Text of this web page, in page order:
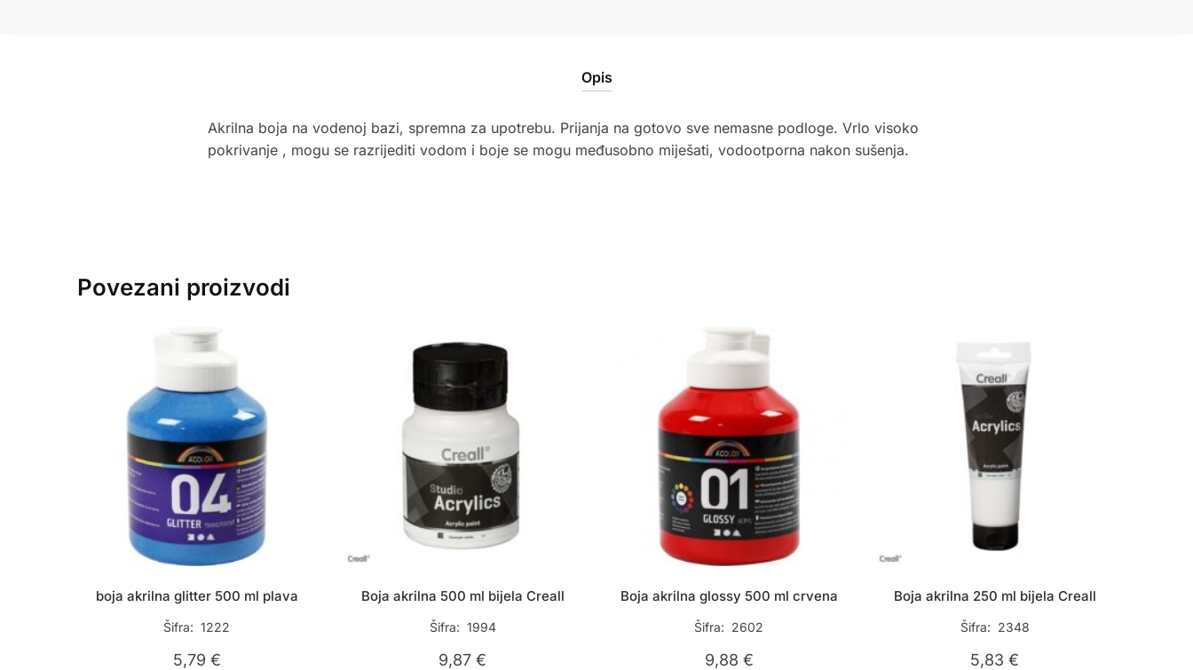
Opis
Akrilna boja na vodenoj bazi, spremna za upotrebu. Prijanja na gotovo sve nemasne podloge. Vrlo visoko
pokrivanje , mogu se razrijediti vodom i boje se mogu međusobno miješati, vodootporna nakon sušenja.
Povezani proizvodi
boja akrilna glitter 500 ml plava
Šifra: 1222
5,79 €
Boja akrilna 500 ml bijela Creall
Šifra: 1994
9,87€
Boja akrilna glossy 500 ml crvena
Šifra: 2602
9,88 €
Boja akrilna 250 ml bijela Creall
Šifra: 2348
5,83€